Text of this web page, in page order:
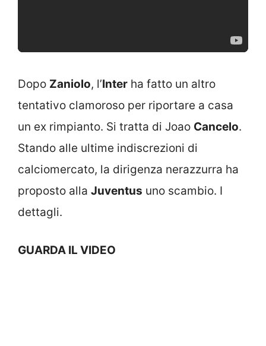
Dopo Zaniolo, l’Inter ha fatto un altro
tentativo clamoroso per riportare a casa
un ex rimpianto. Si tratta di Joao Cancelo.
Stando alle ultime indiscrezioni di
calciomercato, la dirigenza nerazzurra ha
proposto alla Juventus uno scambio. I
dettagli.
GUARDA IL VIDEO